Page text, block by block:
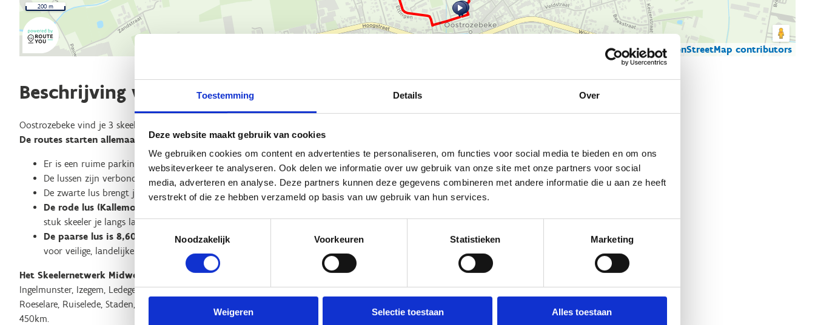
Toestemming Details Over
Deze website maakt gebruik van cookies
We gebruiken cookies om content en advertenties te personaliseren, om functies voor social media te bieden en om ons
websiteverkeer te analyseren. Ook delen we informatie over uw gebruik van onze site met onze partners voor social
media, adverteren en analyse. Deze partners kunnen deze gegevens combineren met andere informatie die u aan ze heeft
verstrekt of die ze hebben verzameld op basis van uw gebruik van hun services.
Toestemmingsselectie
Noodzakelijk
Voorkeuren Statistieken Marketing
Weigeren Selectie toestaan Alles toestaan
© Thunderforest© OpenStreetMap contributors
200 m
Beschrijving van de route
Oostrozebeke vind je 3 skeelerroutes terug.
De routes starten allemaal aan BKO ‘De Wiemkes’, Ravottestraat 1, Oostrozebeke.
Er is een ruime parking op het Gemeenteplein.
De lussen zijn verbonden met de skeelerroutes in Wielsbeke, Meulebeke en Ingelmunster.
De zwarte lus brengt jullie van het centrum van Oostrozebeke naar het kanaal.
De rode lus (Kallemoeistraat) is de kortste lus en is 3,20 km lang.
stuk skeeler je langs landelijke, vlakke wegen. Ideaal voor met kinderen.
De paarse lus is 8,60 km
en brengt jullie naar ‘De Ginste’. Ook tijdens deze route werd
voor veilige, landelijke wegen gekozen.
Het Skeelernetwerk Midwest
waaiert uit over de gemeenten Ardooie, Hooglede,
Ingelmunster, Izegem, Ledegem, Lichtervelde, Meulebeke, Moorslede, Oostrozebeke, Pittem,
Roeselare, Ruiselede, Staden, Tielt, Wielsbeke en Wingene met een totale afstand van circa
450km.